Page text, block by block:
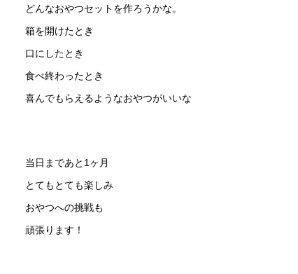
どんなおやつセットを作ろうかな。
箱を開けたとき
口にしたとき
食べ終わったとき
喜んでもらえるようなおやつがいいな
当日まであと1ヶ月
とてもとても楽しみ
おやつへの挑戦も
頑張ります！